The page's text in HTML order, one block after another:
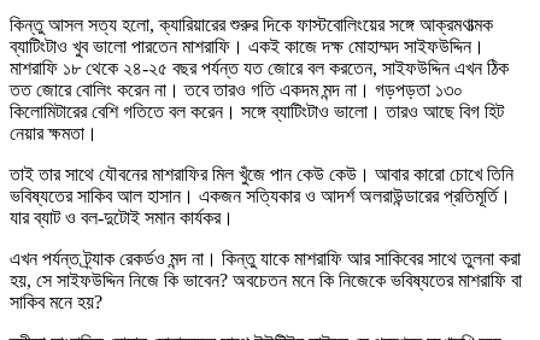
কিন্তু আসল সত্য হলো, ক্যারিয়ারের শুরুর দিকে ফাস্টবোলিংয়ের সঙ্গে আক্রমণাত্মক
ব্যাটিংটাও খুব ভালো পারতেন মাশরাফি। একই কাজে দক্ষ মোহাম্মদ সাইফউদ্দিন।
মাশরাফি ১৮ থেকে ২৪-২৫ বছর পর্যন্ত যত জোরে বল করতেন, সাইফউদ্দিন এখন ঠিক
তত জোরে বোলিং করেন না। তবে তারও গতি একদম মন্দ না। গড়পড়তা ১৩০
কিলোমিটারের বেশি গতিতে বল করেন। সঙ্গে ব্যাটিংটাও ভালো। তারও আছে বিগ হিট
নেয়ার ক্ষমতা।
তাই তার সাথে যৌবনের মাশরাফির মিল খুঁজে পান কেউ কেউ। আবার কারো চোখে তিনি
ভবিষ্যতের সাকিব আল হাসান। একজন সত্যিকার ও আদর্শ অলরাউন্ডারের প্রতিমূর্তি।
যার ব্যাট ও বল-দুটোই সমান কার্যকর।
এখন পর্যন্ত ট্র্যাক রেকর্ডও মন্দ না। কিন্তু যাকে মাশরাফি আর সাকিবের সাথে তুলনা করা
হয়, সে সাইফউদ্দিন নিজে কি ভাবেন? অবচেতন মনে কি নিজেকে ভবিষ্যতের মাশরাফি বা
সাকিব মনে হয়?